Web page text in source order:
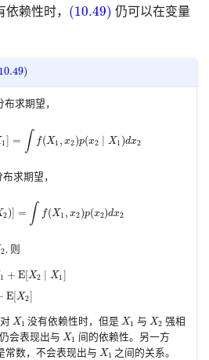
依赖性时， (10.49)
(10.49)
仍可以在变量
布求期望，
1 = ∫ f(X1 , x2)p(x2 X1 )dx2
(X
求期望，
2) = ∫ f(X1 , x2)p(x2)dx2
(X
2, 则
1 + E[X2 X1]
2 ∣ X1]
E[X2]
对 X1
X1 没有依赖性时，但是X1
X1 与 X2
X2
强相
仍会表现出与 X1
X1
间的依赖性。另一方
常数，不会表现出与 X1
X1 之间的关系。